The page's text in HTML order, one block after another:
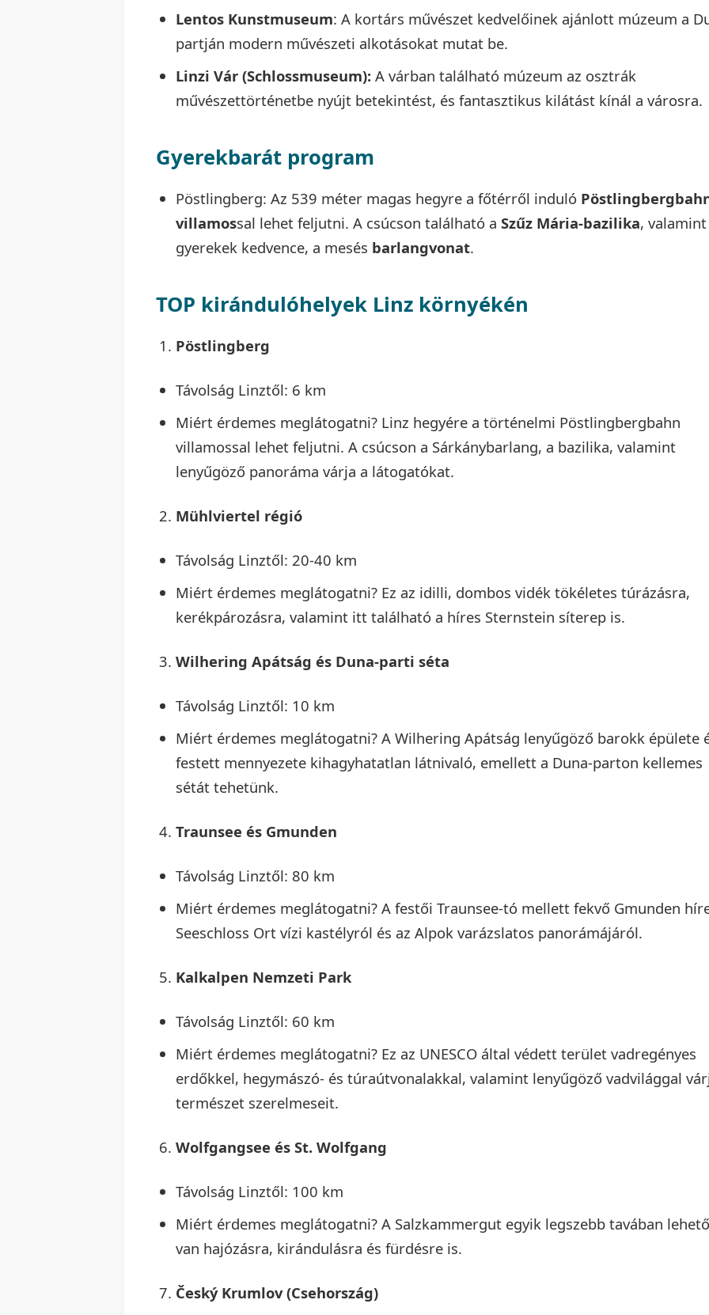
Lentos Kunstmuseum: A kortárs művészet kedvelőinek ajánlott múzeum a
partján modern művészeti alkotásokat mutat be.
Linzi Vár (Schlossmuseum): A várban található múzeum az osztrák
művészettörténetbe nyújt betekintést, és fantasztikus kilátást kínál a városra.
Gyerekbarát program
Pöstlingberg: Az 539 méter magas hegyre a főtérről induló
villamossal lehet feljutni. A csúcson található a Szűz Mária-bazilika,
gyerekek kedvence, a mesés barlangvonat.
TOP kirándulóhelyek Linz környékén
Pöstlingberg
Távolság Linztől: 6 km
Miért érdemes meglátogatni? Linz hegyére a történelmi Pöstlingbergbahn
villamossal lehet feljutni. A csúcson a Sárkánybarlang, a bazilika, valamint
lenyűgöző panoráma várja a látogatókat.
Mühlviertel régió
Távolság Linztől: 20-40 km
Miért érdemes meglátogatni? Ez az idilli, dombos vidék tökéletes túrázásra,
kerékpározásra, valamint itt található a híres Sternstein síterep is.
Wilhering Apátság és Duna-parti séta
Távolság Linztől: 10 km
Miért érdemes meglátogatni? A Wilhering Apátság lenyűgöző barokk épülete
festett mennyezete kihagyhatatlan látnivaló, emellett a Duna-parton kellemes
sétát tehetünk.
Traunsee és Gmunden
Távolság Linztől: 80 km
Miért érdemes meglátogatni? A festői Traunsee-tó mellett fekvő Gmunden
Seeschloss Ort vízi kastélyról és az Alpok varázslatos panorámájáról.
Kalkalpen Nemzeti Park
Távolság Linztől: 60 km
Miért érdemes meglátogatni? Ez az UNESCO által védett terület vadregényes
erdőkkel, hegymászó- és túraútvonalakkal, valamint lenyűgöző vadvilággal
természet szerelmeseit.
Wolfgangsee és St. Wolfgang
Távolság Linztől: 100 km
Miért érdemes meglátogatni? A Salzkammergut egyik legszebb tavában
van hajózásra, kirándulásra és fürdésre is.
Český Krumlov (Csehország)